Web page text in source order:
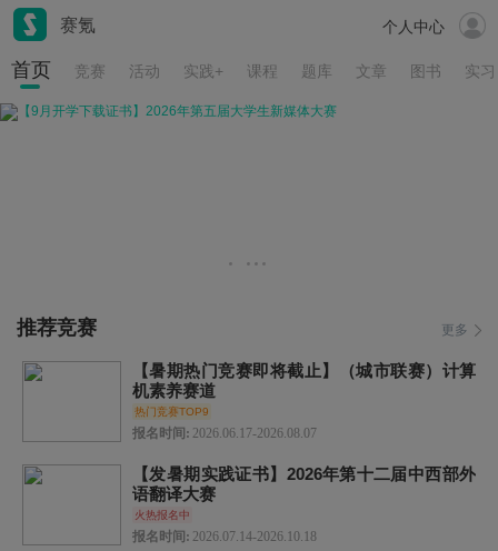
赛氪 个人中心
首页 竞赛 活动 实践+ 课程 题库 文章 图书 实习
推荐竞赛 更多
【暑期热门竞赛即将截止】（城市联赛）计算
机素养赛道
热门竞赛TOP9
报名时间: 2026.06.17-2026.08.07
【发暑期实践证书】2026年第十二届中西部外
语翻译大赛
火热报名中
报名时间: 2026.07.14-2026.10.18